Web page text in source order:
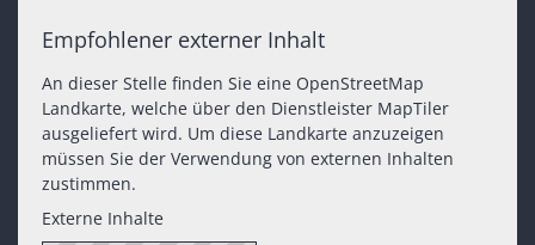
Empfohlener externer Inhalt
An dieser Stelle finden Sie eine OpenStreetMap
Landkarte, welche über den Dienstleister MapTiler
ausgeliefert wird. Um diese Landkarte anzuzeigen
müssen Sie der Verwendung von externen Inhalten
zustimmen.
Externe Inhalte